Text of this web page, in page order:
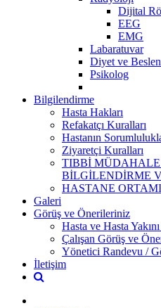
Dijital
EEG
EMG
Labaratuvar
Diyet ve
Psikolog
Bilgilendirme
Hasta Hakları
Refakatçı Kuralları
Hastanın
Ziyaretçi Kuralları
TIBBİ MÜDAHALE
BİLGİLENDİRME
HASTANE
Galeri
Görüş ve Önerileriniz
Hasta ve Hasta
Çalışan Görüş ve
Yönetici Randevu /
İletişim